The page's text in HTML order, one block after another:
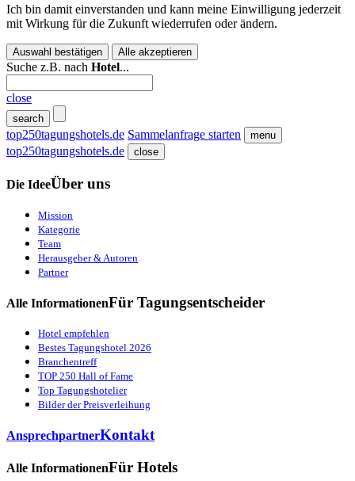
Ich bin damit einverstanden und kann meine Einwilligung jederzeit
mit Wirkung für die Zukunft wiederrufen oder ändern.
Auswahl bestätigen Alle akzeptieren
Suche z.B. nach Hotel...
close
search
top250tagungshotels.de Sammelanfrage starten menu
top250tagungshotels.de close
Die IdeeÜber uns
Mission
Kategorie
Team
Herausgeber & Autoren
Partner
Alle InformationenFür Tagungsentscheider
Hotel empfehlen
Bestes Tagungshotel 2026
Branchentreff
TOP 250 Hall of Fame
Top Tagungshotelier
Bilder der Preisverleihung
AnsprechpartnerKontakt
Alle InformationenFür Hotels